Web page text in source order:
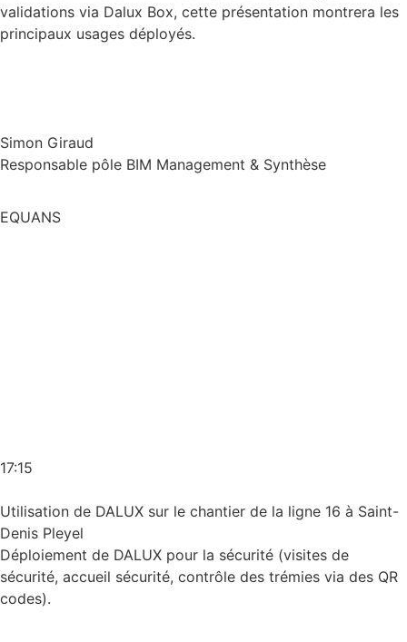
validations via Dalux Box, cette présentation montrera les
principaux usages déployés.
Simon Giraud
Responsable pôle BIM Management & Synthèse
EQUANS
17:15
Utilisation de DALUX sur le chantier de la ligne 16 à Saint-
Denis Pleyel
Déploiement de DALUX pour la sécurité (visites de
sécurité, accueil sécurité, contrôle des trémies via des QR
codes).